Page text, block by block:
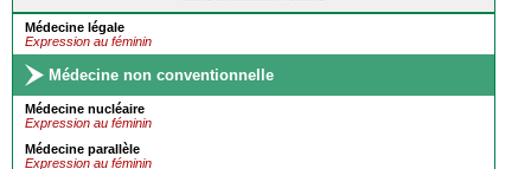
Médecine légale
Expression au féminin
Médecine non conventionnelle
Médecine nucléaire
Expression au féminin
Médecine parallèle
Expression au féminin